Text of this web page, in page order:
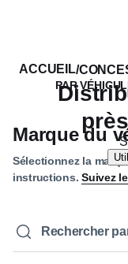
ACCUEIL/
PAR
Marque du
Sélectionnez la
instructions.Suivez